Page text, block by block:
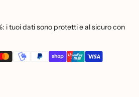
i tuoi dati sono protetti e al sicuro con